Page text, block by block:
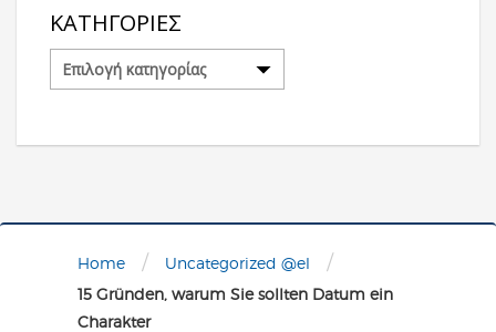
ΚΑΤΗΓΟΡΊΕΣ
Κατηγορίες
Home / Uncategorized @el /
15 Gründen, warum Sie sollten Datum ein
Charakter